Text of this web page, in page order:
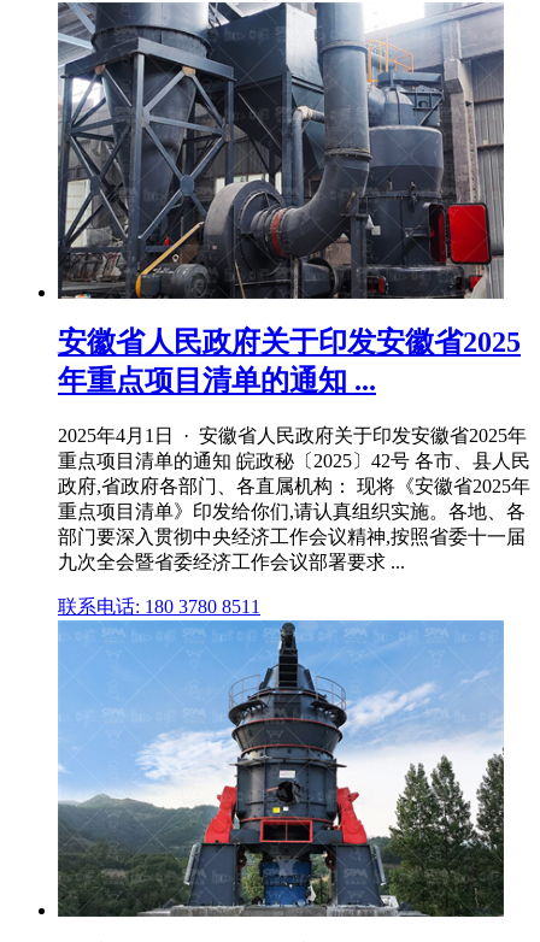
安徽省人民政府关于印发安徽省2025
年重点项目清单的通知 ...
2025年4月1日 · 安徽省人民政府关于印发安徽省2025年
重点项目清单的通知 皖政秘〔2025〕42号 各市、县人民
政府,省政府各部门、各直属机构： 现将《安徽省2025年
重点项目清单》印发给你们,请认真组织实施。各地、各
部门要深入贯彻中央经济工作会议精神,按照省委十一届
九次全会暨省委经济工作会议部署要求 ...
联系电话: 180 3780 8511